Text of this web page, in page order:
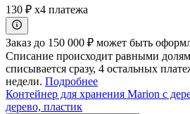
130 ₽ x4 платежа
Заказ до 150 000 ₽ может быть
Списание происходит равными
списывается сразу, 4 остальных
недели. Подробнее
Контейнер для хранения Marion с
дерево, пластик